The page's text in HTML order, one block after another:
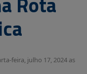
feira, julho 17, 2024 as